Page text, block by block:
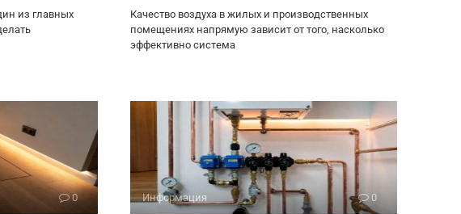
из главных
Качество воздуха в жилых и производственных
помещениях напрямую зависит от того, насколько
эффективно система
0 Информация 0